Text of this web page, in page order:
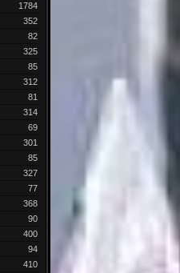
1784
352
82
325
85
312
81
314
69
301
85
327
77
368
90
400
94
410